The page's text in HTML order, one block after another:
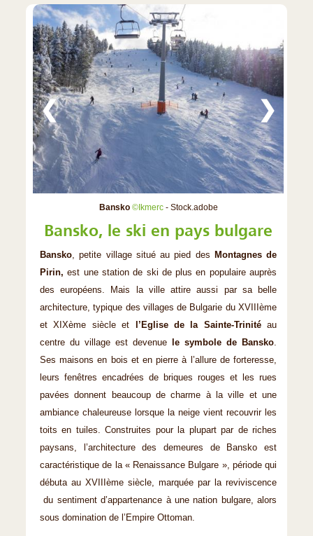
Bansko ©Ikmerc- Stock.adobe
❮ ❯
Bansko, le ski en pays bulgare
Bansko , petite village situé au pied des
Montagnes de
Pirin, est une station de ski de plus en populaire auprès
des européens. Mais la ville attire aussi par sa belle
architecture, typique des villages de Bulgarie du XVIIIème
et XIXème siècle et
l’Eglise de la Sainte-Trinité au
centre du village est devenue le symbole de Bansko
Ses maisons en bois et en pierre à l’allure de forteresse,
leurs fenêtres encadrées de briques rouges et les rues
pavées donnent beaucoup de charme à la ville et une
ambiance chaleureuse lorsque la neige vient recouvrir les
toits en tuiles. Construites pour la plupart par de riches
paysans, l’architecture des demeures de Bansko est
caractéristique de la « Renaissance Bulgare », période qui
débuta au XVIIIème siècle, marquée par la reviviscence
du sentiment d’appartenance à une nation bulgare, alors
sous domination de l’Empire Ottoman.